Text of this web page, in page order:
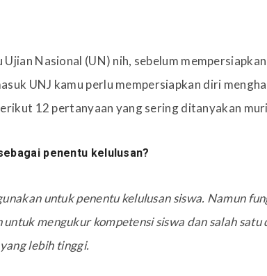
Ujian Nasional (UN) nih, sebelum
UNJ kamu perlu mempersiapkan diri
12 pertanyaan yang sering ditanyakan
penentu kelulusan?
untuk penentu kelulusan siswa. Namun
mengukur kompetensi siswa dan salah
lebih tinggi.